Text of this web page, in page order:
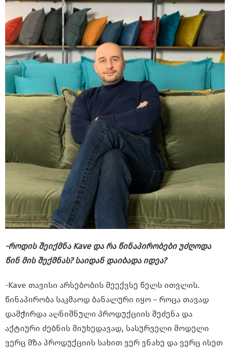
-როდის შეიქმნა Kave და რა წინაპირობები უძღოდა
წინ მის შექმნას? საიდან დაიბადა იდეა?
-Kave თავისი არსებობის მეექვსე წელს ითვლის.
წინაპირობა საკმაოდ ბანალური იყო – როცა თავად
დამჭირდა აღნიშნული პროდუქციის შეძენა და
აქტიური ძებნის მიუხედავად, სასურველი მოდელი
ვერც მზა პროდუქციის სახით ვერ ვნახე და ვერც ისეთ